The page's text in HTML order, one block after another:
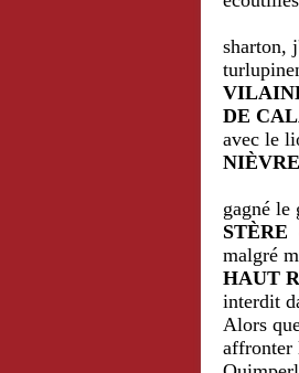
sharton,
DE
avec le
NIÈVRE
gagné le
STÈRE
malgré
HAUT
interdit
Alors
affronter